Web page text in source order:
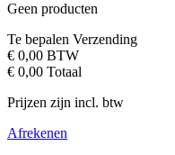
Geen producten
Te bepalen Verzending
€ 0,00 BTW
€ 0,00 Totaal
Prijzen zijn incl. btw
Afrekenen